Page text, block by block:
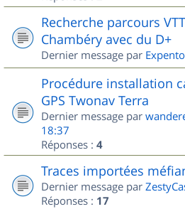
Recherche parcours
Chambéry avec du D+
Dernier message par
Procédure installation
GPS Twonav Terra
Dernier message par
18:37
Réponses : 4
Traces importées
Dernier message par
Réponses : 17